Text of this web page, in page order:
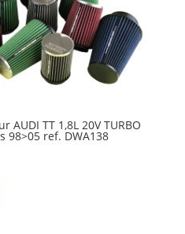
AUDI TT 1,8L 20V TURBO
98>05 ref. DWA138